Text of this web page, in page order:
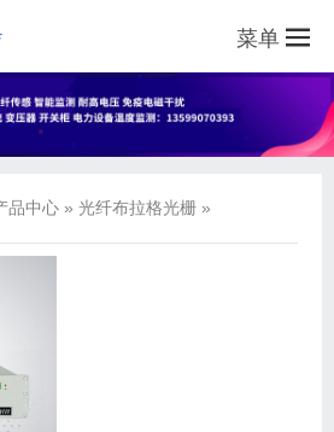
菜单
品中心 » 光纤布拉格光栅 »